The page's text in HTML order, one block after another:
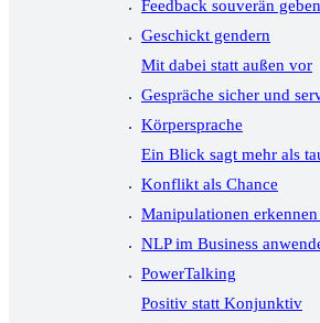
Feedback souverän
Geschickt gendern
Mit dabei statt außen vor
Gespräche sicher und
Körpersprache
Ein Blick sagt mehr als
Konflikt als Chance
Manipulationen
NLP im Business
PowerTalking
Positiv statt Konjunktiv